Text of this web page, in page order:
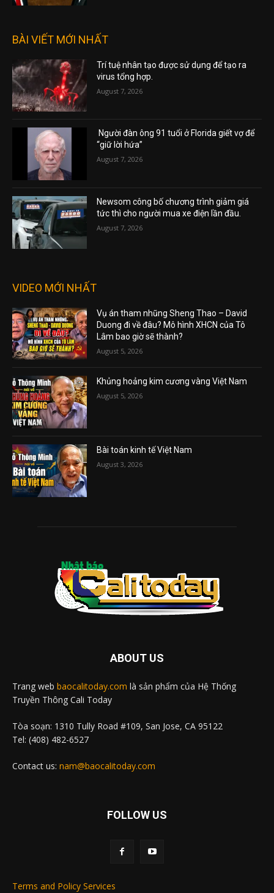
BÀI VIẾT MỚI NHẤT
Trí tuệ nhân tạo được sử dụng để tạo ra
virus tổng hợp.
August 7, 2026
Người đàn ông 91 tuổi ở Florida giết vợ để
“giữ lời hứa”
August 7, 2026
Newsom công bố chương trình giảm giá
tức thì cho người mua xe điện lần đầu.
August 7, 2026
VIDEO MỚI NHẤT
Vụ án tham nhũng Sheng Thao – David
Duong đi về đâu? Mô hình XHCN của Tô
Lâm bao giờ sẽ thành?
August 5, 2026
Khủng hoảng kim cương vàng Việt Nam
August 5, 2026
Bài toán kinh tế Việt Nam
August 3, 2026
ABOUT US
Trang web baocalitoday.com là sản phẩm của Hệ Thống
Truyền Thông Cali Today
Tòa soạn: 1310 Tully Road #109, San Jose, CA 95122
Tel: (408) 482-6527
Contact us: nam@baocalitoday.com
FOLLOW US
Terms and Policy Services